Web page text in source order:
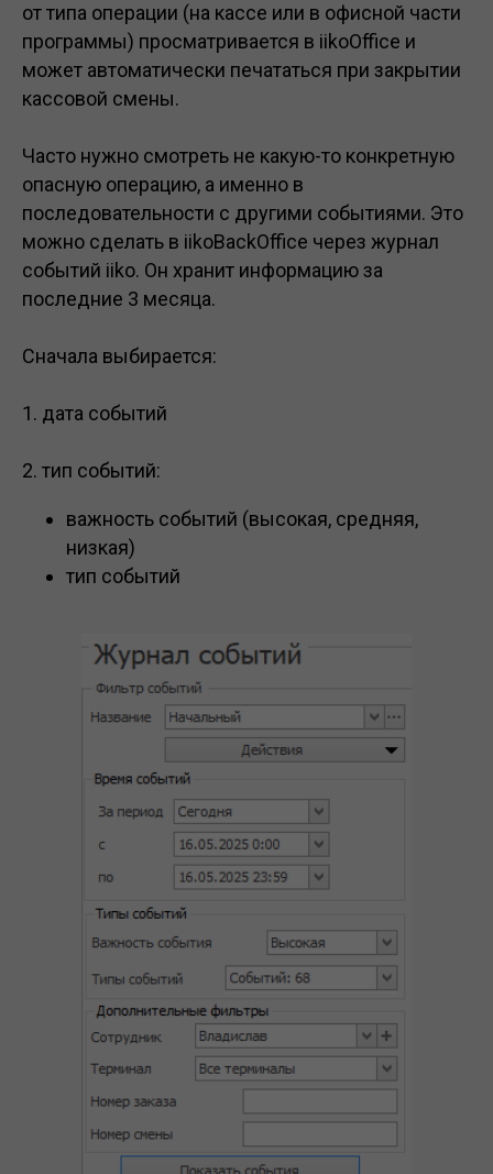
от типа операции (на кассе или в офисной части
программы) просматривается в iikoOffice и
может автоматически печататься при закрытии
кассовой смены.
Часто нужно смотреть не какую-то конкретную
опасную операцию, а именно в
последовательности с другими событиями. Это
можно сделать в iikoBackOffice через журнал
событий iiko. Он хранит информацию за
последние 3 месяца.
Сначала выбирается:
1. дата событий
2. тип событий:
важность событий (высокая, средняя,
низкая)
тип событий